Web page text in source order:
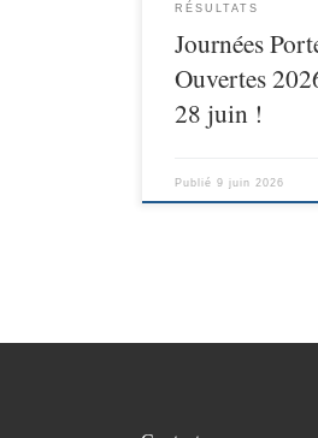
[…]
RÉSULTATS
Journées
Ouvertes
28 juin !
Publié9 juin 2026